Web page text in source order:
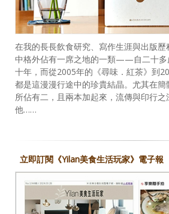
在我的長長飲食研究、寫作生涯與出版
中格外佔有一席之地的一類——自二十多
十年，而從2005年的《尋味．紅茶》到
都是這漫漫行途中的珍貴結晶。尤其在簡
所佔有二，且兩本加起來，流傳與印行
他……
立即訂閱《Yilan美食生活玩家》電子報